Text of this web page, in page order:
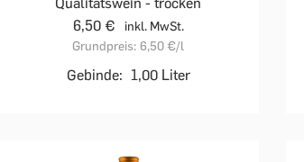
6,50 €
inkl. MwSt.
Grundpreis: 6,50 €/l
Gebinde: 1,00 Liter